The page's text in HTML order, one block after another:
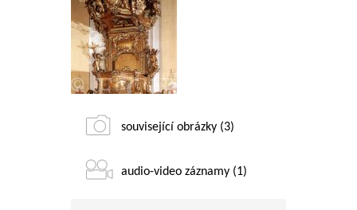
související obrázky (3)
audio-video záznamy (1)